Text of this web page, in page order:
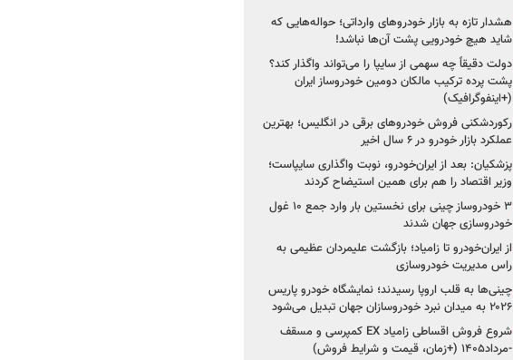
هشدار تازه به بازار خودروهای وارداتی؛ حواله‌هایی که
شاید هیچ خودرویی پشت آن‌ها نباشد!
دولت دقیقاً چه سهمی از سایپا را می‌تواند واگذار کند؟
پشت پرده ترکیب مالکان دومین خودروساز ایران
(+اینفوگرافیک)
رکوردشکنی فروش خودروهای برقی در انگلیس؛ بهترین
عملکرد بازار خودرو در ۶ سال اخیر
پزشکیان: بعد از ایران‌خودرو، نوبت واگذاری سایپاست؛
وزیر اقتصاد را هم برای همین استیضاح کردند
۳ خودروساز چینی برای نخستین بار وارد جمع ۱۰ غول
خودروسازی جهان شدند
از ایران‌خودرو تا زامیاد؛ بازگشت علیمردان عظیمی به
راس مدیریت خودروسازی
چینی‌ها به قلب اروپا رسیدند؛ نمایشگاه خودرو پاریس
۲۰۲۶ به میدان نبرد خودروسازان جهان تبدیل می‌شود
شروع فروش اقساطی زامیاد EX کمپرسی و مسقف
-مرداد۱۴۰۵ (+زمان، قیمت و شرایط فروش)